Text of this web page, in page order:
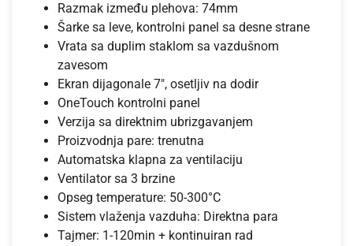
Razmak između plehova: 74mm
Šarke sa leve, kontrolni panel sa desne strane
Vrata sa duplim staklom sa vazdušnom
zavesom
Ekran dijagonale 7″, osetljiv na dodir
OneTouch kontrolni panel
Verzija sa direktnim ubrizgavanjem
Proizvodnja pare: trenutna
Automatska klapna za ventilaciju
Ventilator sa 3 brzine
Opseg temperature: 50-300°C
Sistem vlaženja vazduha: Direktna para
Tajmer: 1-120min + kontinuiran rad